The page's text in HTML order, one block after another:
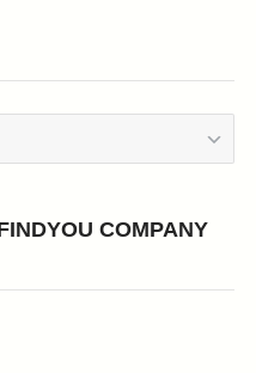
COMPANY